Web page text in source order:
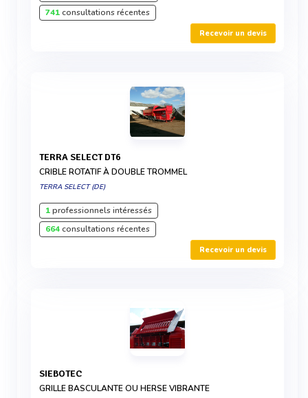
741consultations récentes
Recevoir un devis
TERRA SELECT DT6
CRIBLE ROTATIF À DOUBLE TROMMEL
TERRA SELECT (DE)
1professionnels intéressés
664consultations récentes
Recevoir un devis
SIEBOTEC
GRILLE BASCULANTE OU HERSE VIBRANTE